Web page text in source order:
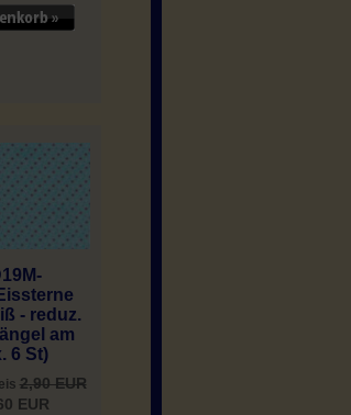
- reduz.
am
6 St)
2,90 EUR
EUR